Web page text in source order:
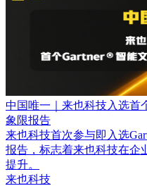
中国唯一｜来也科技入选首
象限报告
来也科技首次参与即入选
报告，标志着来也科技在企
提升。
来也科技